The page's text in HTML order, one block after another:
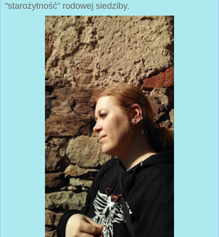
"starożytność" rodowej siedziby.